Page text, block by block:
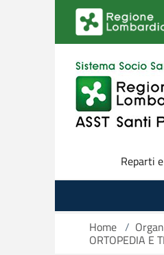
Salta al contenuto principale
Reparti
Home /
ORTOPEDIA E